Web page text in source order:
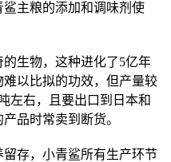
主粮的添加和调味剂使
生物，这种进化了5亿年
以比拟的功效，但产量较
左右，且要出口到日本和
品时常卖到断货。
存，小青鲨所有生产环节